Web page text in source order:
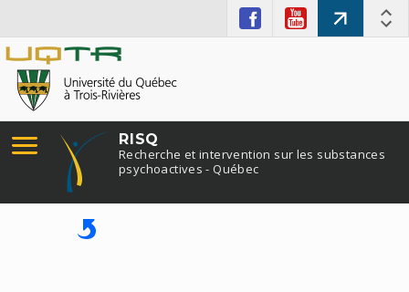
RISQ
Recherche et intervention sur les substances
psychoactives - Québec